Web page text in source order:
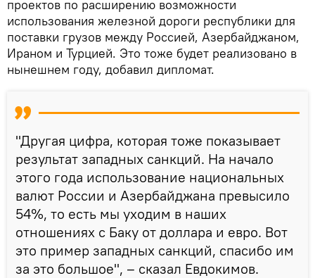
проектов по расширению возможности
использования железной дороги республики для
поставки грузов между Россией, Азербайджаном,
Ираном и Турцией. Это тоже будет реализовано в
нынешнем году, добавил дипломат.
"Другая цифра, которая тоже показывает
результат западных санкций. На начало
этого года использование национальных
валют России и Азербайджана превысило
54%, то есть мы уходим в наших
отношениях с Баку от доллара и евро. Вот
это пример западных санкций, спасибо им
за это большое", – сказал Евдокимов.